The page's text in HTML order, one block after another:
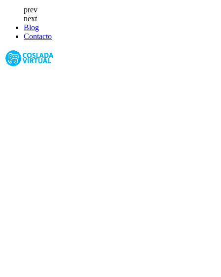
prev
next
Blog
Contacto